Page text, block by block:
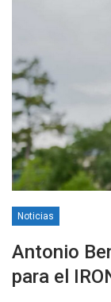
Noticias
Antonio
para el